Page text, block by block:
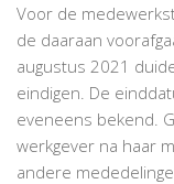
Voor de
de daaraan
augustus 2021
eindigen. De
eveneens bekend.
werkgever na haar
andere